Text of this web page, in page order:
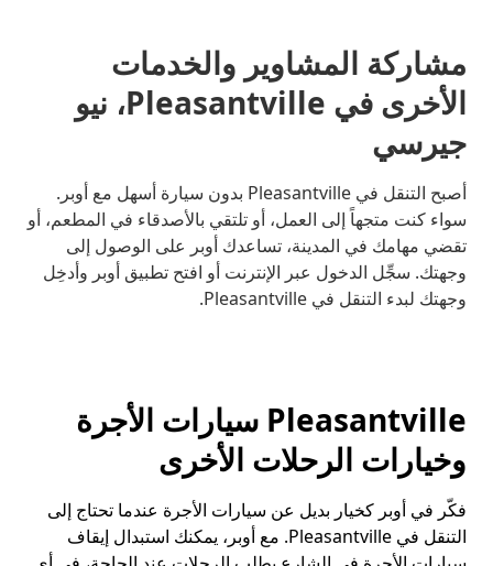
مشاركة المشاوير والخدمات
الأخرى في Pleasantville، نيو
جيرسي
أصبح التنقل في Pleasantville بدون سيارة أسهل مع أوبر.
سواء كنت متجهاً إلى العمل، أو تلتقي بالأصدقاء في المطعم، أو
تقضي مهامك في المدينة، تساعدك أوبر على الوصول إلى
وجهتك. سجِّل الدخول عبر الإنترنت أو افتح تطبيق أوبر وأدخِل
وجهتك لبدء التنقل في Pleasantville.
Pleasantville سيارات الأجرة
وخيارات الرحلات الأخرى
فكّر في أوبر كخيار بديل عن سيارات الأجرة عندما تحتاج إلى
التنقل في Pleasantville. مع أوبر، يمكنك استبدال إيقاف